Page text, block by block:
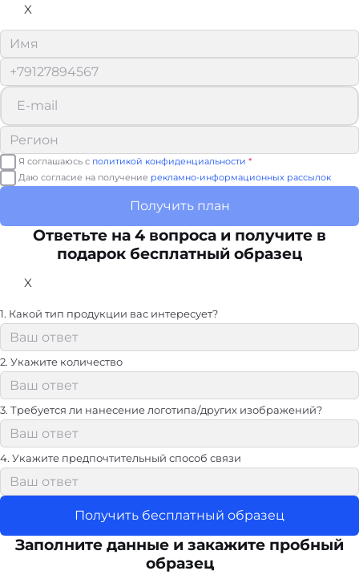
X
Я соглашаюсь с политикой конфиденциальности *
Даю согласие на получение рекламно-информационных рассылок
Получить план
Ответьте на 4 вопроса и получите в
подарок бесплатный образец
X
1. Какой тип продукции вас интересует?
2. Укажите количество
3. Требуется ли нанесение логотипа/других изображений?
4. Укажите предпочтительный способ связи
Получить бесплатный образец
Заполните данные и закажите пробный
образец